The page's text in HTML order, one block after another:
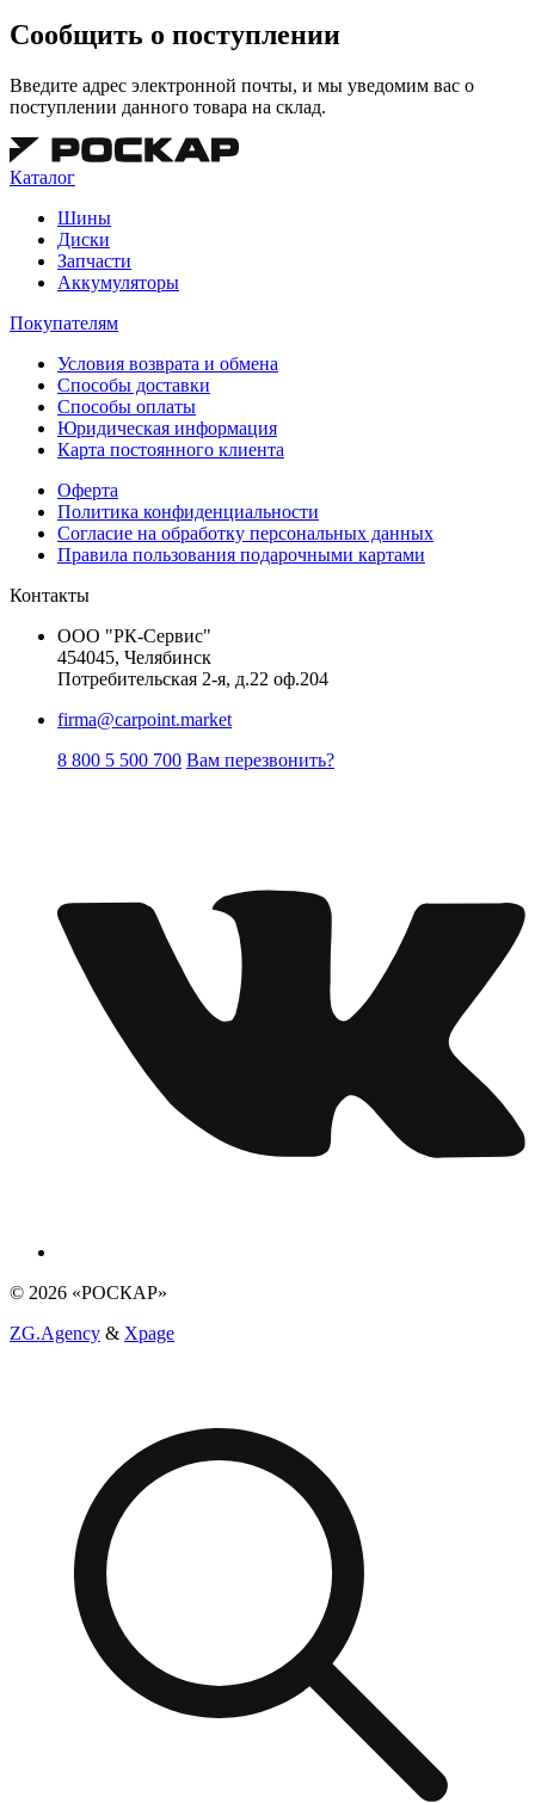
Сообщить о поступлении
Введите адрес электронной почты, и мы уведомим вас о
поступлении данного товара на склад.
Каталог
Шины
Диски
Запчасти
Аккумуляторы
Покупателям
Условия возврата и обмена
Способы доставки
Способы оплаты
Юридическая информация
Карта постоянного клиента
Оферта
Политика конфиденциальности
Согласие на обработку персональных данных
Правила пользования подарочными картами
Контакты
ООО "РК-Сервис"
454045, Челябинск
Потребительская 2-я, д.22 оф.204
firma@carpoint.market
8 800 5 500 700 Вам перезвонить?
© 2026 «РОСКАР»
ZG.Agency & Xpage